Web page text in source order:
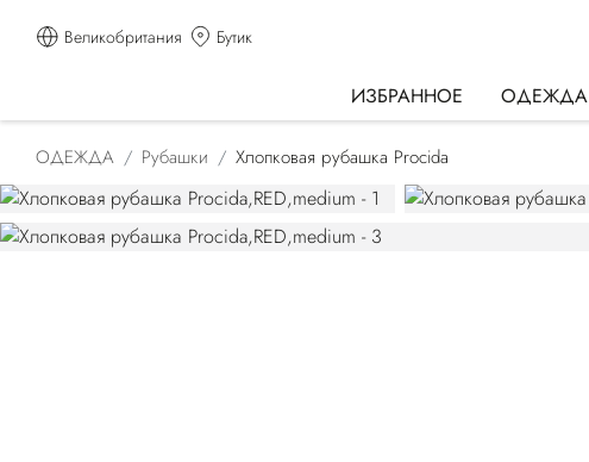
Великобритания Бутик
ИЗБРАННОЕ ОДЕЖДА
ОДЕЖДА Рубашки Хлопковая рубашка Procida